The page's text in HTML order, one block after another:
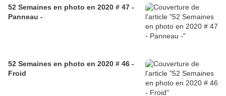
52 Semaines en photo en 2020 # 47 -
Panneau -
52 Semaines en photo en 2020 # 46 -
Froid